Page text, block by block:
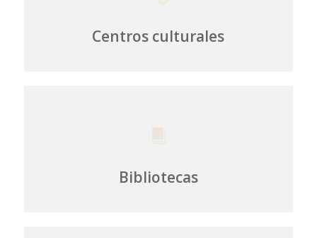
Centros culturales
Bibliotecas